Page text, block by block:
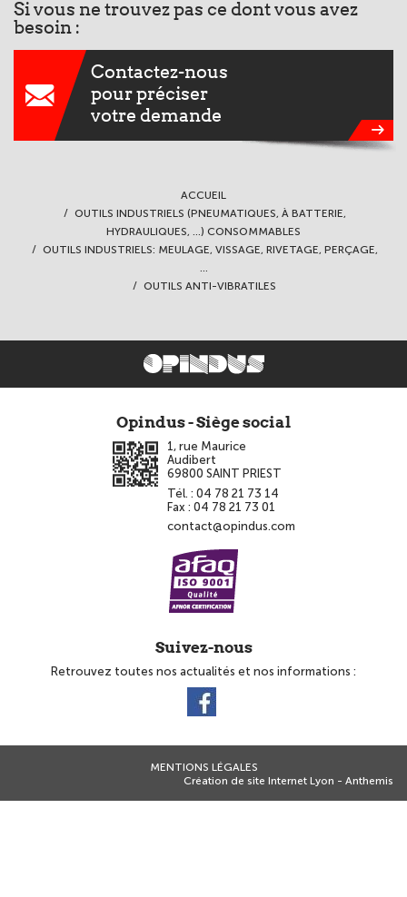
Si vous ne trouvez pas ce dont vous avez
besoin :
Contactez-nous
pour préciser
votre demande
ACCUEIL
OUTILS INDUSTRIELS (PNEUMATIQUES, À BATTERIE,
HYDRAULIQUES, ...) CONSOMMABLES
OUTILS INDUSTRIELS: MEULAGE, VISSAGE, RIVETAGE, PERÇAGE,
...
OUTILS ANTI-VIBRATILES
Opindus - Siège social
1, rue Maurice
Audibert
69800 SAINT PRIEST
Tél. : 04 78 21 73 14
Fax : 04 78 21 73 01
contact@opindus.com
Suivez-nous
Retrouvez toutes nos actualités et nos informations :
MENTIONS LÉGALES
Création de site Internet Lyon - Anthemis